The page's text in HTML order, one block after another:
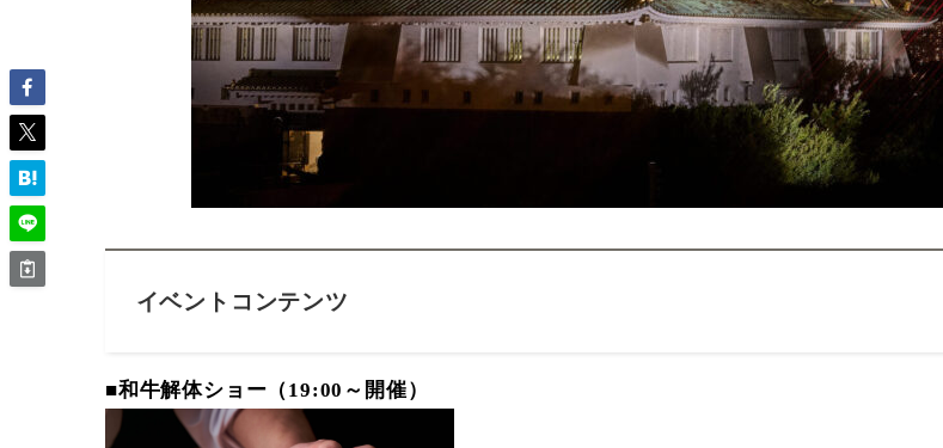
イベントコンテンツ
■和牛解体ショー（19:00～開催）